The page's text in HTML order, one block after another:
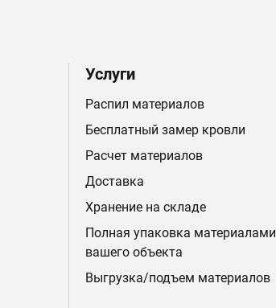
Услуги
Распил материалов
Бесплатный замер кровли
Расчет материалов
Доставка
Хранение на складе
Полная упаковка материалами
вашего объекта
Выгрузка/подъем материалов